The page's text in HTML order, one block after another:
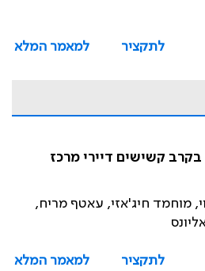
לתקציר
למאמר המלא
קשישים דיירי מרכז
מוחמד חיג'אזי, עאטף מריח,
לתקציר
למאמר המלא